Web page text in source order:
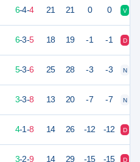
6-4-4 21 21 0 0 V
6-3-5 18 19 -1 -1 D
5-3-6 25 28 -3 -3 N
3-3-8 13 20 -7 -7 N
4-1-8 14 26 -12 -12 D
3-2-9 14 29 -15 -15 D